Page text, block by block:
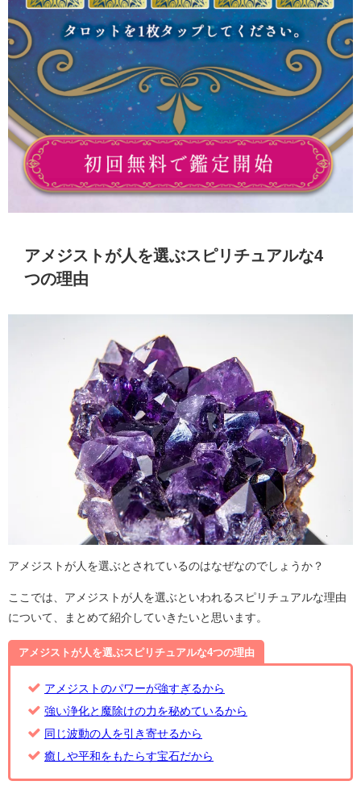
アメジストが人を選ぶスピリチュアルな4
つの理由
アメジストが人を選ぶとされているのはなぜなのでしょうか？
ここでは、アメジストが人を選ぶといわれるスピリチュアルな理由
について、まとめて紹介していきたいと思います。
アメジストが人を選ぶスピリチュアルな4つの理由
アメジストのパワーが強すぎるから
強い浄化と魔除けの力を秘めているから
同じ波動の人を引き寄せるから
癒しや平和をもたらす宝石だから